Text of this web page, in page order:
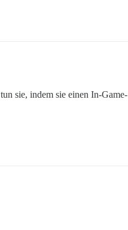
sie, indem sie einen In-Game-